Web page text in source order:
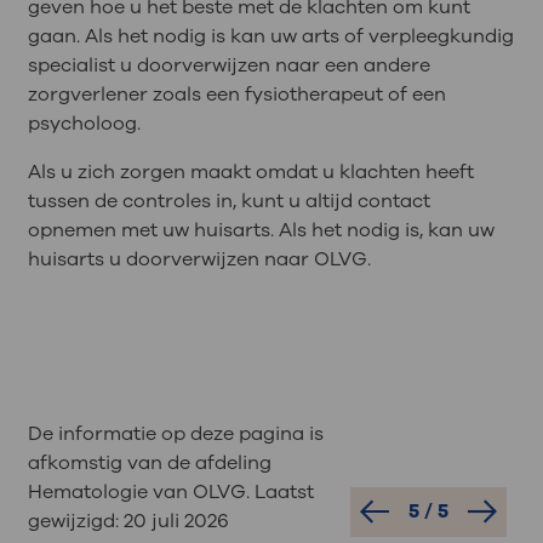
geven hoe u het beste met de klachten om kunt
gaan. Als het nodig is kan uw arts of verpleegkundig
specialist u doorverwijzen naar een andere
zorgverlener zoals een fysiotherapeut of een
psycholoog.
Als u zich zorgen maakt omdat u klachten heeft
tussen de controles in, kunt u altijd contact
opnemen met uw huisarts. Als het nodig is, kan uw
huisarts u doorverwijzen naar OLVG.
De informatie op deze pagina is
afkomstig van de afdeling
Hematologie van OLVG. Laatst
gewijzigd:20 juli 2026 5/5